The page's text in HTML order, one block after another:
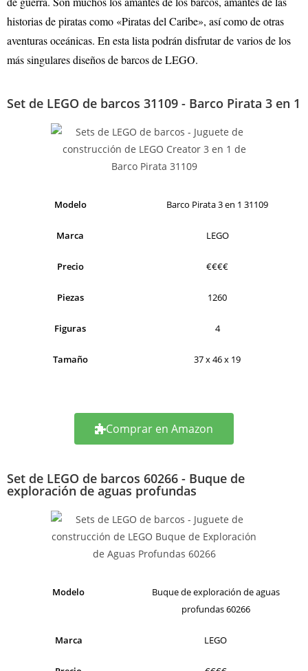
historias de piratas como «Piratas del Caribe», así como de otras
aventuras oceánicas. En esta lista podrán disfrutar de varios de los
más singulares diseños de barcos de LEGO.
Set de LEGO de barcos 31109 - Barco Pirata 3 en 1
Modelo Barco Pirata 3 en 1 31109
Marca LEGO
Precio €€€€
Piezas 1260
Figuras 4
Tamaño 37 x 46 x 19
Comprar en Amazon
Set de LEGO de barcos 60266 - Buque de
exploración de aguas profundas
Modelo
Buque de exploración de aguas
profundas 60266
Marca LEGO